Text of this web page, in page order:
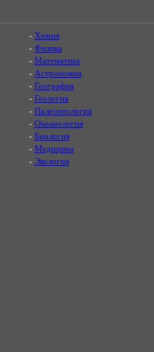
- Химия
- Физика
- Математика
- Астрономия
- География
- Геология
- Палеонтология
- Океанология
- Биология
- Медицина
- Экология